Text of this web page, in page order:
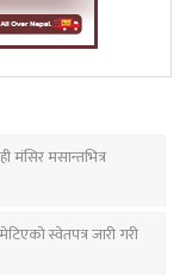
मंसिर मसान्तभित्र
स्वेतपत्र जारी गरी